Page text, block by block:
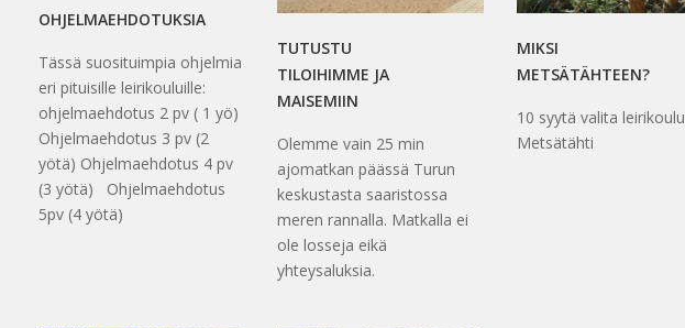
OHJELMAEHDOTUKSIA
Tässä suosituimpia ohjelmia
eri pituisille leirikouluille:
ohjelmaehdotus 2 pv ( 1 yö)
Ohjelmaehdotus 3 pv (2
yötä) Ohjelmaehdotus 4 pv
(3 yötä) Ohjelmaehdotus
5pv (4 yötä)
TUTUSTU
TILOIHIMME JA
MAISEMIIN
Olemme vain 25 min
ajomatkan päässä Turun
keskustasta saaristossa
meren rannalla. Matkalla ei
ole losseja eikä
yhteysaluksia.
MIKSI
METSÄTÄHTEEN?
10 syytä valita leirikoulu
Metsätähti